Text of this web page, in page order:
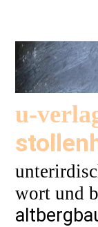
u-
wort und